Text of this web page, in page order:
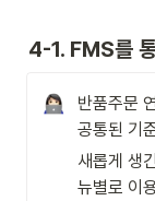
4-1. FMS를
반품주문
공통된 기
새롭게 생
뉴별로 이